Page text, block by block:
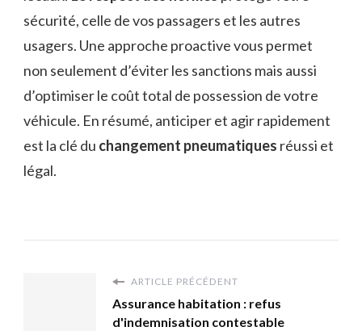
sécurité, celle de vos passagers et les autres
usagers. Une approche proactive vous permet
non seulement d’éviter les sanctions mais aussi
d’optimiser le coût total de possession de votre
véhicule. En résumé, anticiper et agir rapidement
est la clé du changement pneumatiques réussi et
légal.
ARTICLE PRÉCÉDENT
Assurance habitation : refus
d'indemnisation contestable